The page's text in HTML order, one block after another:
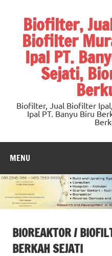
contentBiofilter,
Biofilter
Ipal PT.
Sejati,
Biofilter, Jual Biofilter
Ipal PT. Banyu Biru
MENU
BIOREAKTOR /
BERKAH SEJATI